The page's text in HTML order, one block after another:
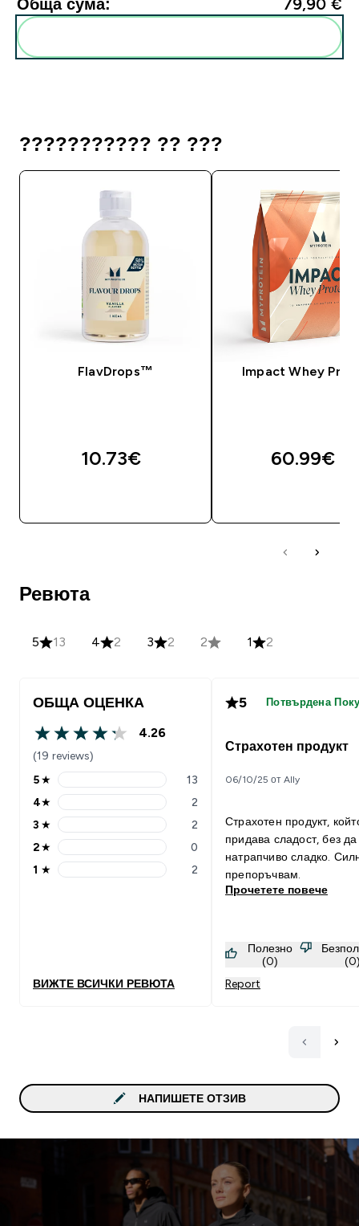
Обща сума: 79,90 €‎
??????????? ?? ???
FlavDrops™
10.73€‎
Impact Whey
60.99€‎
Ревюта
5 13 4 2 3 2 2 1 2
ОБЩА ОЦЕНКА
4.26 out of 5 stars
4.26
(19 reviews)
5 stars rating 13 reviews
5★ 13
4 stars rating 2 reviews
4★ 2
3 stars rating 2 reviews
3 ★ 2
2 stars rating 0 reviews
2★ 0
1 stars rating 2 reviews
1 ★ 2
ВИЖТЕ ВСИЧКИ РЕВЮТА
5 Потвърдена
Страхотен продукт
06/10/25 от Ally
Страхотен продукт,
придава сладост, без
натрапчиво сладко.
препоръчвам.
Прочетете повече
Полезно
(0)
Report
НАПИШЕТЕ ОТЗИВ